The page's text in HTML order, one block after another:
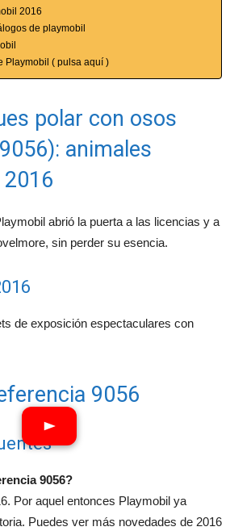
2016
de playmobil
Playmobil ( pulsa aquí )
polar con osos
animales
abrió la puerta a las licencias y a
sin perder su esencia.
de exposición espectaculares con
9056
9056?
Por aquel entonces Playmobil ya
Puedes ver más novedades de 2016